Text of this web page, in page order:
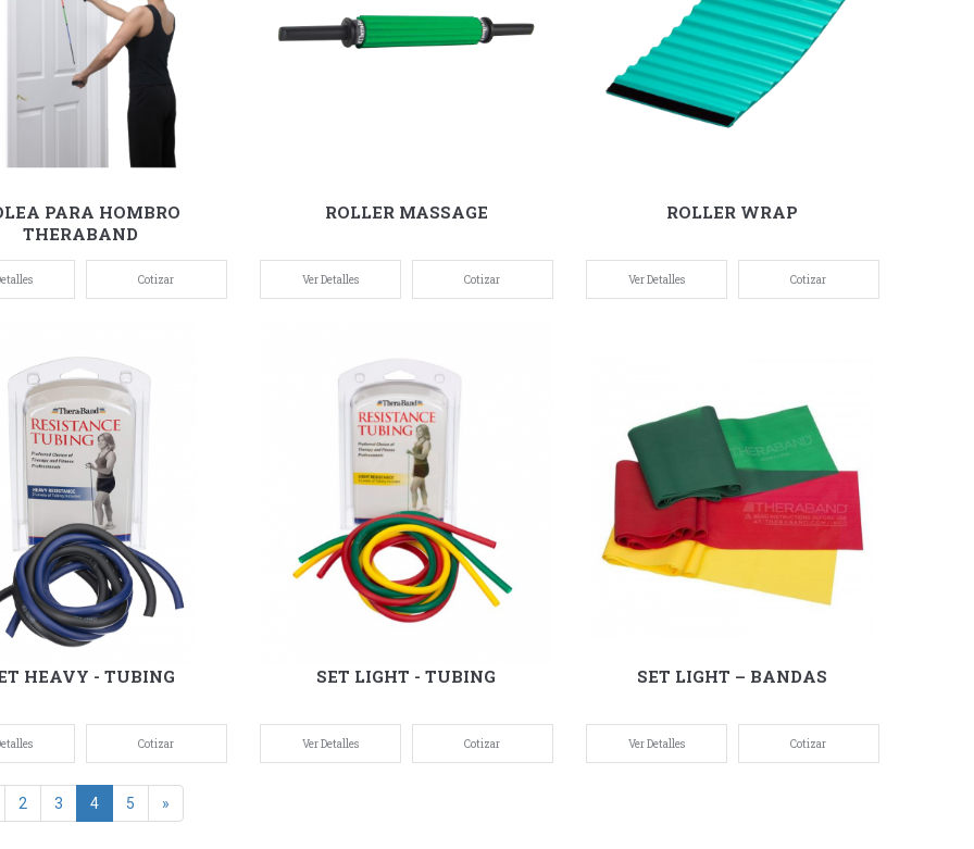
PARA HOMBRO
THERABAND
Cotizar
ROLLER MASSAGE
Ver Detalles Cotizar
ROLLER WRAP
Ver Detalles Cotizar
HEAVY - TUBING
Cotizar
SET LIGHT - TUBING
Ver Detalles Cotizar
SET LIGHT – BANDAS
Ver Detalles Cotizar
2 3 4 5 »